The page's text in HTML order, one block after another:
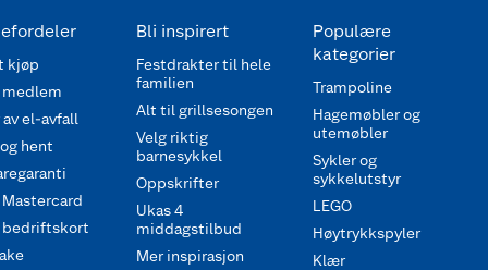
kjøp
medlem
av el-avfall
hent
bedriftskort
Bli inspirert
Festdrakter til hele
familien
Alt til grillsesongen
Velg riktig
barnesykkel
Oppskrifter
Ukas 4
middagstilbud
Mer inspirasjon
Populære
kategorier
Trampoline
Hagemøbler og
utemøbler
Sykler og
sykkelutstyr
LEGO
Høytrykkspyler
Klær